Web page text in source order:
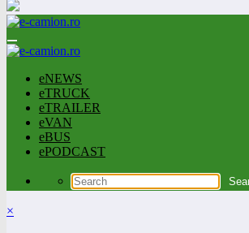
eNEWS
eTRUCK
eTRAILER
eVAN
eBUS
ePODCAST
×